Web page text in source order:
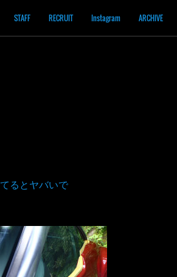
STAFF RECRUIT Instagram ARCHIVE
るとヤバいで